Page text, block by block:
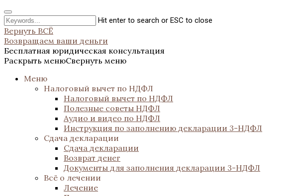
Hit enter to search or ESC to close
Вернуть ВСЁ
Возвращаем ваши деньги
Бесплатная юридическая консультация
Раскрыть менюСвернуть меню
Меню
Налоговый вычет по НДФЛ
Налоговый вычет по НДФЛ
Полезные советы НДФЛ
Аудио и видео по НДФЛ
Инструкция по заполнению декларации 3-НДФЛ
Сдача декларации
Сдача декларации
Возврат денег
Документы для заполнения декларации 3-НДФЛ
Всё о лечении
Лечение